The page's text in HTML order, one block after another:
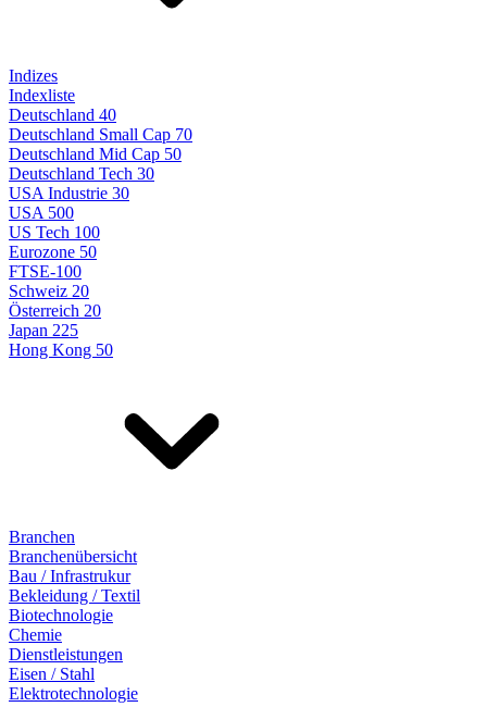
Indizes
Indexliste
Deutschland 40
Deutschland Small Cap 70
Deutschland Mid Cap 50
Deutschland Tech 30
USA Industrie 30
USA 500
US Tech 100
Eurozone 50
FTSE-100
Schweiz 20
Österreich 20
Japan 225
Hong Kong 50
Branchen
Branchenübersicht
Bau / Infrastrukur
Bekleidung / Textil
Biotechnologie
Chemie
Dienstleistungen
Eisen / Stahl
Elektrotechnologie